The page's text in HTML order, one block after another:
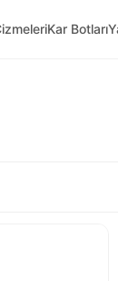
Kar Botları